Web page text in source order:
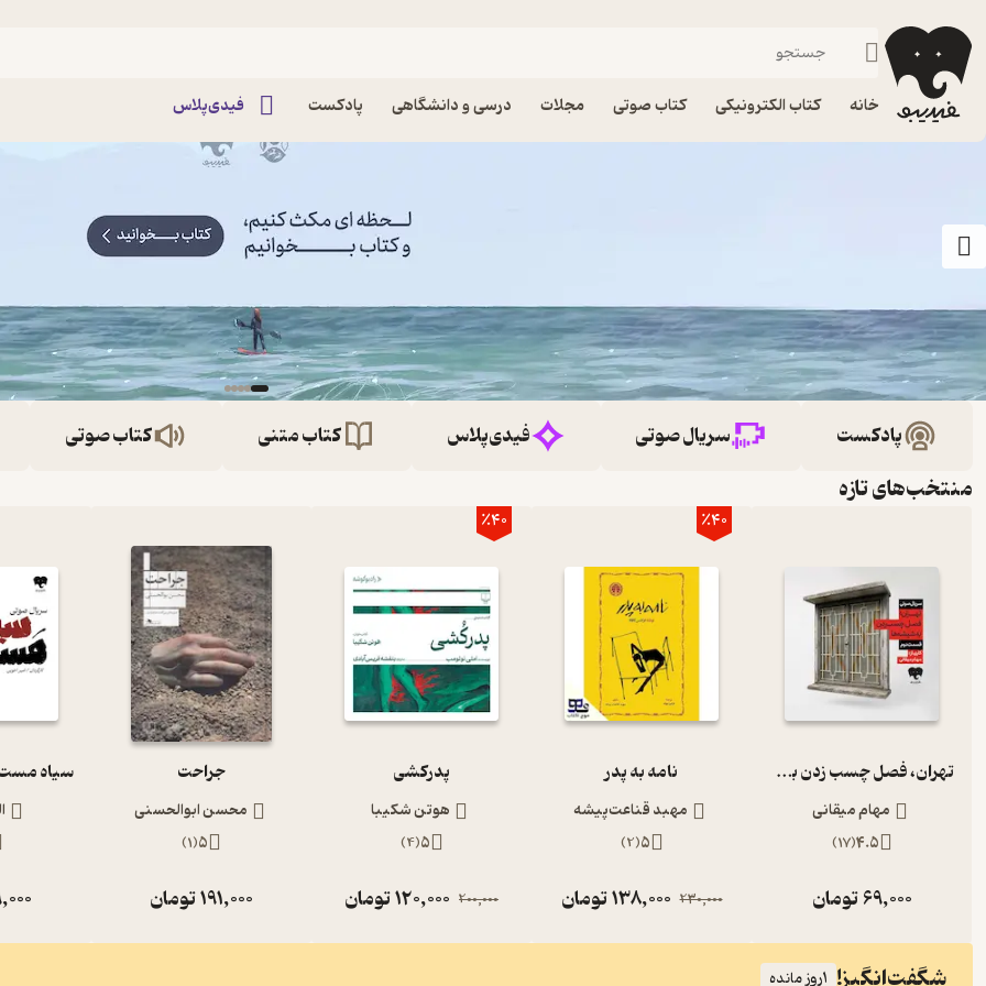
خانه کتاب الکترونیکی کتاب صوتی مجلات درسی و دانشگاهی پادکست فیدی‌پلاس
پادکست سریال صوتی فیدی‌پلاس کتاب متنی کتاب صوتی
منتخب‌های تازه
تهران، فصل چسب زدن به شیشه‌ها (قسمت دوم)
مهام میقانی
4.5
(
17
)
69,000تومان
٪40
نامه به پدر
مهبد قناعت‌پیشه
5
(
2
)
230,000
138,000تومان
٪40
پدرکشی
هوتن شکیبا
5
(
4
)
200,000
120,000تومان
جراحت
محسن ابوالحسنی
5
(
1
)
191,000تومان
شگفت‌انگیز! 1روز مانده